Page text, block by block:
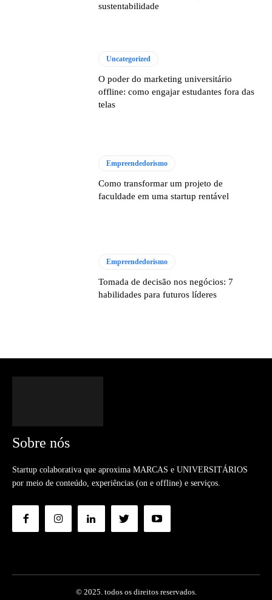
sustentabilidade
Uncategorized
O poder do marketing universitário
offline: como engajar estudantes fora das
telas
Empreendedorismo
Como transformar um projeto de
faculdade em uma startup rentável
Empreendedorismo
Tomada de decisão nos negócios: 7
habilidades para futuros líderes
Sobre nós
Startup colaborativa que aproxima MARCAS e UNIVERSITÁRIOS
por meio de conteúdo, experiências (on e offline) e serviços.
© 2025. todos os direitos reservados.